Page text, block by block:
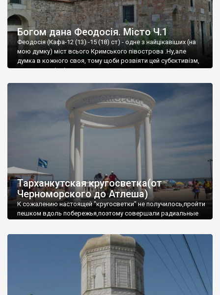
Богом дана Феодосія. Місто Ч.1
Феодосія (Кафа-12 (13) -15 (18) ст) - одне з найцікавіших (на
мою думку) міст всього Кримського півострова .Ну,але
думка в кожного своя, тому щоби розвіяти цей субєктивізм,
запрошую відвідати це
Тарханкутская кругосветка(от
Черноморского до Атлеша)
К сожалению настоящей "кругосветки" не получилось,пройти
пешком вдоль побережья,поэтому совершали радиальные